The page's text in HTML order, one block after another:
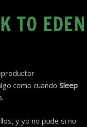
TO EDEN
como cuando Sleep
y yo no pude si no